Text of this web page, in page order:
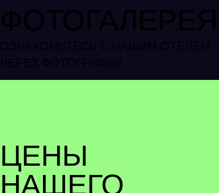
ФОТОГАЛЕРЕЯ
ОЗНАКОМЬТЕСЬ С НАШИМ ОТЕЛЕМ
ЧЕРЕЗ ФОТОГРАФИИ
ЦЕНЫ
НАШЕГО